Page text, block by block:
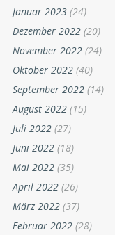
Januar 2023 (24)
Dezember 2022 (20)
November 2022 (24)
Oktober 2022 (40)
September 2022 (14)
August 2022 (15)
Juli 2022 (27)
Juni 2022 (18)
Mai 2022 (35)
April 2022 (26)
März 2022 (37)
Februar 2022 (28)